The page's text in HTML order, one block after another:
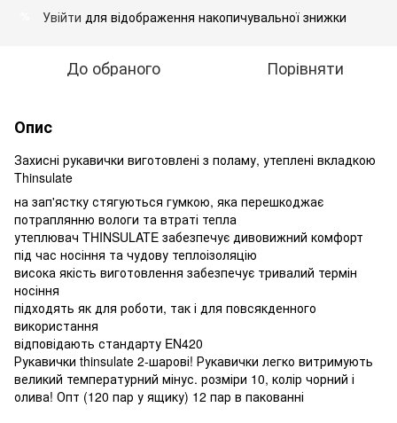
Увійти для відображення накопичувальної знижки
До обраного Порівняти
Опис
Захисні рукавички виготовлені з поламу, утеплені вкладкою
Thinsulate
на зап'ястку стягуються гумкою, яка перешкоджає
потраплянню вологи та втраті тепла
утеплювач THINSULATE забезпечує дивовижний комфорт
під час носіння та чудову теплоізоляцію
висока якість виготовлення забезпечує тривалий термін
носіння
підходять як для роботи, так і для повсякденного
використання
відповідають стандарту EN420
Рукавички thinsulate 2-шарові! Рукавички легко витримують
великий температурний мінус. розміри 10, колір чорний і
олива! Опт (120 пар у ящику) 12 пар в пакованні